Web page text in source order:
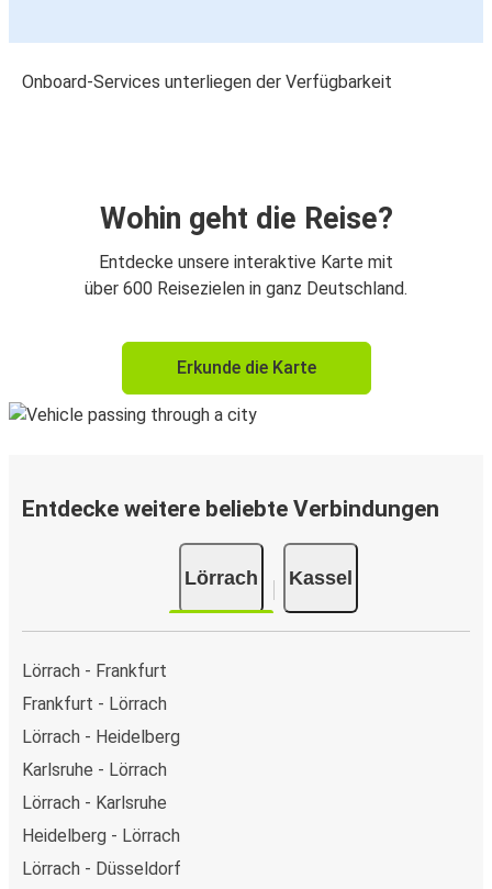
Onboard-Services unterliegen der Verfügbarkeit
Wohin geht die Reise?
Entdecke unsere interaktive Karte mit
über 600 Reisezielen in ganz Deutschland.
Erkunde die Karte
Entdecke weitere beliebte Verbindungen
Lörrach Kassel
Lörrach - Frankfurt
Frankfurt - Lörrach
Lörrach - Heidelberg
Karlsruhe - Lörrach
Lörrach - Karlsruhe
Heidelberg - Lörrach
Lörrach - Düsseldorf